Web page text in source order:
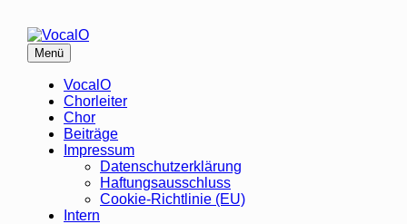
Inhalt
springen
VocalO
Schön, dass du Spaß am Singen hast!
Menü
VocalO
Chorleiter
Chor
Beiträge
Impressum
Datenschutzerklärung
Haftungsausschluss
Cookie-Richtlinie (EU)
Intern
Schlagwort:
Sommerkonzert 2023
Ein mitreißendes Konzert“, so titelte der Kölner
Stadtanzeiger am 06. Juni 2023 nach unserem Auftritt im
Geske-Haus der Musikschule in Erftstadt-Liblar.